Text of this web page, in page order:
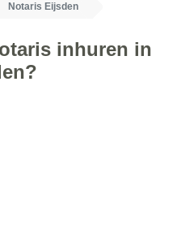
Notaris Eijsden
inhuren in